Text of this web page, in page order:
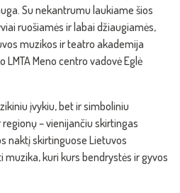
Su nekantrumu laukiame šios
ruošiamės ir labai džiaugiamės,
muzikos ir teatro akademija
LMTA Meno centro vadovė Eglė
įvykiu, bet ir simboliniu
– vienijančiu skirtingas
naktį skirtinguose Lietuvos
kuri kurs bendrystės ir gyvos